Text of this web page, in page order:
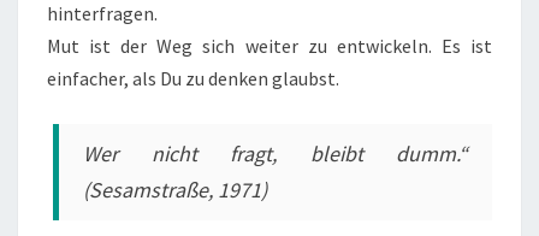
hinterfragen.
Mut ist der Weg sich weiter zu entwickeln. Es ist
einfacher, als Du zu denken glaubst.
Wer nicht fragt, bleibt dumm.“
(Sesamstraße, 1971)